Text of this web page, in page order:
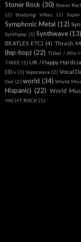
Stoner Rock (30) Stoner
(2)
Studying Vibes (1)
Symphonic Metal (12)
Synthpop. (1) Synthwave (13)
BEATLES ETC) (4) Thrash
(hip-hop) (22) Tribal / Afro
TWEE (1) UK / Happy
(3) v (1) Vaporwave (2) Vocal
Out (2) world (34) World
Hispanic) (22) World
YACHT ROCK (1)